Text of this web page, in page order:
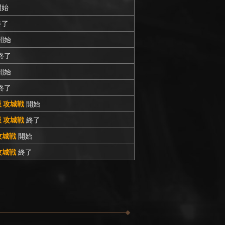
始
了
始
了
城戦 開始
城戦 終了
戦 開始
戦 終了